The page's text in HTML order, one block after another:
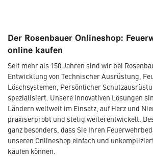
Der Rosenbauer Onlineshop:
online kaufen
Seit mehr als 150 Jahren sind wir bei
Entwicklung von Technischer Ausrüstung,
Löschsystemen, Persönlicher
spezialisiert. Unsere innovativen Lösungen
Ländern weltweit im Einsatz, auf Herz und
praxiserprobt und stetig weiterentwickelt.
ganz besonders, dass Sie Ihren
unseren Onlineshop einfach und
kaufen können.